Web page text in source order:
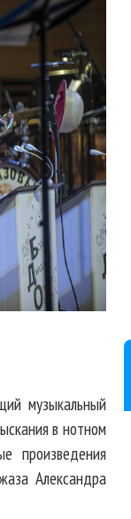
музыкальный
в нотном
произведения
Александра